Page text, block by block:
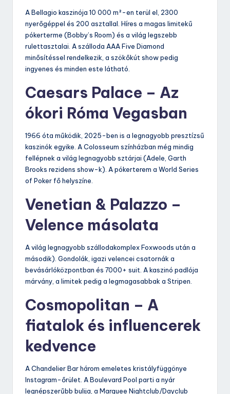
A Bellagio kaszinója 10 000 m²-en terül el, 2300
nyerőgéppel és 200 asztallal. Híres a magas limitekű
pókerterme (Bobby’s Room) és a világ legszebb
rulettasztalai. A szálloda AAA Five Diamond
minősítéssel rendelkezik, a szökőkút show pedig
ingyenes és minden este látható.
Caesars Palace – Az
ókori Róma Vegasban
1966 óta működik, 2025-ben is a legnagyobb presztízsű
kaszinók egyike. A Colosseum színházban még mindig
fellépnek a világ legnagyobb sztárjai (Adele, Garth
Brooks rezidens show-k). A pókerterem a World Series
of Poker fő helyszíne.
Venetian & Palazzo –
Velence másolata
A világ legnagyobb szállodakomplex Foxwoods után a
második). Gondolák, igazi velencei csatornák a
bevásárlóközpontban és 7000+ suit. A kaszinó padlója
márvány, a limitek pedig a legmagasabbak a Stripen.
Cosmopolitan – A
fiatalok és influencerek
kedvence
A Chandelier Bar három emeletes kristályfüggönye
Instagram-őrület. A Boulevard Pool parti a nyár
legnépszerűbb bulija, a Marquee Nightclub/Dayclub